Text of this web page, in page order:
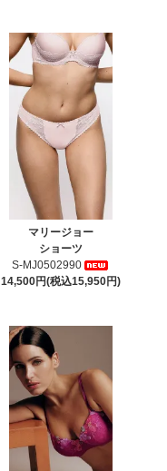
マリージョー
ショーツ
S-MJ0502990
14,500円(税込15,950円)